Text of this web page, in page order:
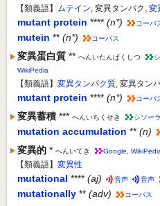
【類義語】 ムテイン, 変異タンパク, 変
mutant protein **** (n*) コーパ
mutein ** (n*) コーパス
変異蛋白質 ** へんいたんぱくしつ
WikiPedia
【類義語】 変異タンパク質, 変異タン
mutant protein **** (n*) コーパ
変異蓄積 *** へんいちくせき シソー
mutation accumulation ** (n)
変異的 * へんいてき Google
【類義語】 変異性
mutational **** (aj) 音声 音声
mutationally ** (adv) コーパス